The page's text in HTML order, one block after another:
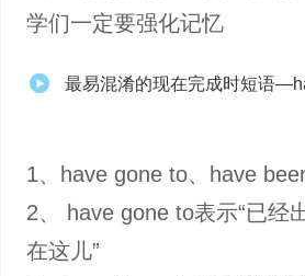
学们一定要强化记忆
最易混淆的现在完成时短语—have gone to、
1、have gone to、have
2、 have gone to表示“已经
在这儿”